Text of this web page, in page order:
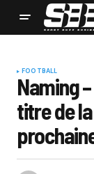
FOOTBALL
Naming
titre de